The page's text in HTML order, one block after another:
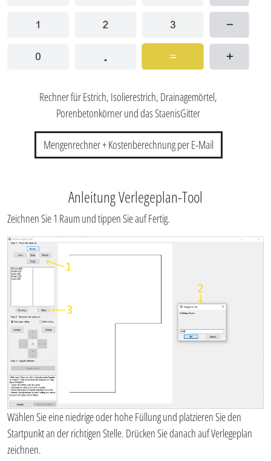
Rechner für Estrich, Isolierestrich, Drainagemörtel,
Porenbetonkörner und das StaenisGitter
Mengenrechner + Kostenberechnung per E-Mail
Anleitung Verlegeplan-Tool
Zeichnen Sie 1 Raum und tippen Sie auf Fertig.
Wählen Sie eine niedrige oder hohe Füllung und platzieren Sie den
Startpunkt an der richtigen Stelle. Drücken Sie danach auf Verlegeplan
zeichnen.